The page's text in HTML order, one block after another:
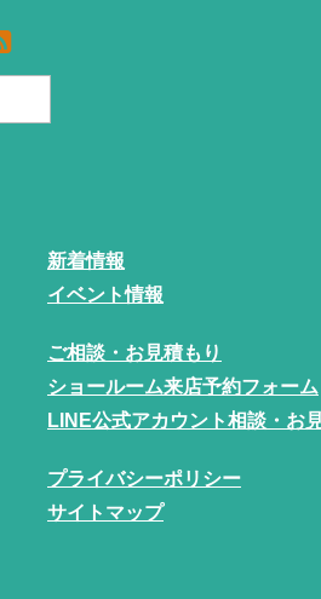
新着情報
イベント情報
ご相談・お見積もり
ショールーム来店予約フォーム
LINE公式アカウント相談・お
プライバシーポリシー
サイトマップ